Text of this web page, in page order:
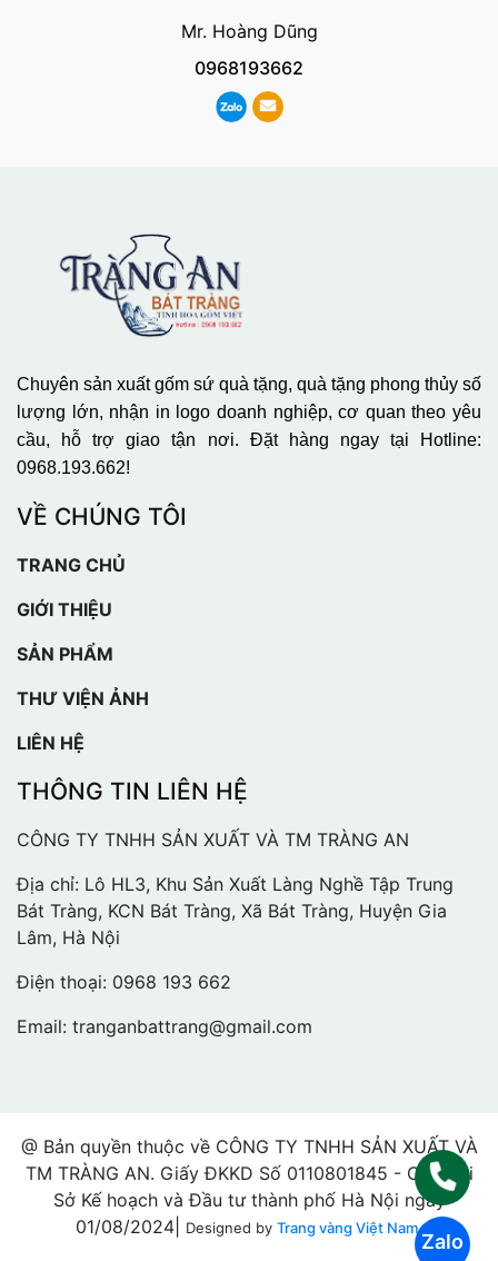
Zalo
Mr. Hoàng Dũng
0968193662
Chuyên sản xuất gốm sứ quà tặng, quà tặng phong thủy số
lượng lớn, nhận in logo doanh nghiệp, cơ quan theo yêu
cầu, hỗ trợ giao tận nơi. Đặt hàng ngay tại Hotline:
0968.193.662!
VỀ CHÚNG TÔI
TRANG CHỦ
GIỚI THIỆU
SẢN PHẨM
THƯ VIỆN ẢNH
LIÊN HỆ
THÔNG TIN LIÊN HỆ
CÔNG TY TNHH SẢN XUẤT VÀ TM TRÀNG AN
Địa chỉ: Lô HL3, Khu Sản Xuất Làng Nghề Tập Trung
Bát Tràng, KCN Bát Tràng, Xã Bát Tràng, Huyện Gia
Lâm, Hà Nội
Điện thoại: 0968 193 662
Email: tranganbattrang@gmail.com
@ Bản quyền thuộc về CÔNG TY TNHH SẢN XUẤT VÀ
TM TRÀNG AN. Giấy ĐKKD Số 0110801845 - Cấp bởi
Sở Kế hoạch và Đầu tư thành phố Hà Nội ngày
01/08/2024|
Designed by Trang vàng Việt Nam.